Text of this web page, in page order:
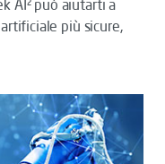
AI² può aiutarti a
più sicure,